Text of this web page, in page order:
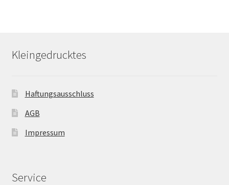
Kleingedrucktes
Haftungsausschluss
AGB
Impressum
Service